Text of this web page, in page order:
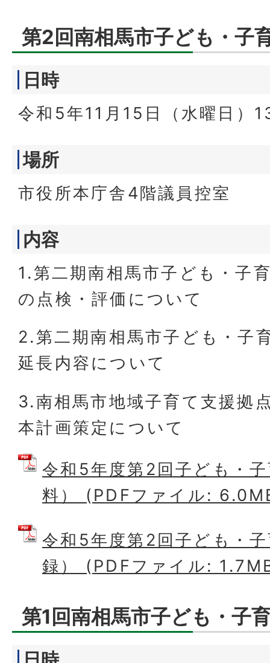
第2回南相馬市子ども・子
日時
令和5年11月15日（水曜日）
場所
市役所本庁舎4階議員控室
内容
1.第二期南相馬市子ども・子
の点検・評価について
2.第二期南相馬市子ども・子
延長内容について
3.南相馬市地域子育て支援拠
本計画策定について
令和5年度第2回子ども・
料） (PDFファイル:
令和5年度第2回子ども・
録） (PDFファイル:
第1回南相馬市子ども・子